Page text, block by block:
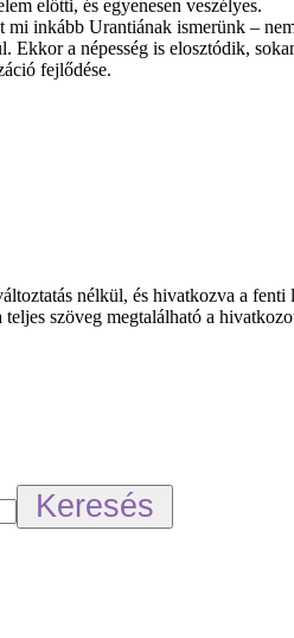
előtti, és egyenesen veszélyes.
inkább Urantiának ismerünk –
a népesség is elosztódik,
fejlődése.
nélkül, és hivatkozva a
szöveg megtalálható a